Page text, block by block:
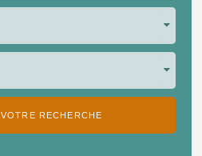
RECHERCHE